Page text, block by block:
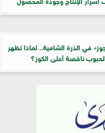
في الذرة الشامية.. لماذا تظهر
ناقصة أعلى الكوز؟